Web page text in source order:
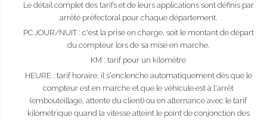
Le détail complet des tarifs et de leurs applications sont définis par
arrêté préfectoral pour chaque département.
PC JOUR/NUIT : c'est la prise en charge, soit le montant de départ
du compteur lors de sa mise en marche.
KM : tarif pour un kilomètre
HEURE : tarif horaire, il s'enclenche automatiquement dès que le
compteur est en marche et que le véhicule est à l'arrêt
(embouteillage, attente du client) ou en alternance avec le tarif
kilométrique quand la vitesse atteint le point de conjonction des